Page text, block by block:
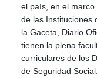
el país, en el marco
de las Instituciones
la Gaceta, Diario
tienen la plena
curriculares de los
de Seguridad